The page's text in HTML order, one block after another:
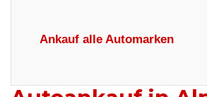
Ankauf alle Automarken